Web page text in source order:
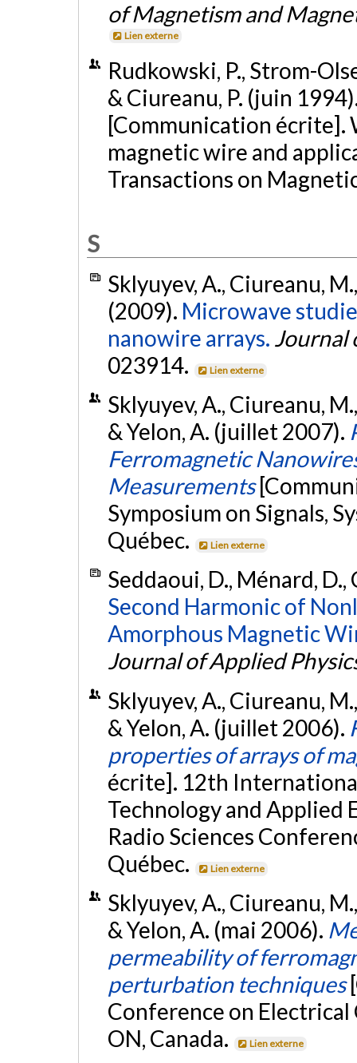
of Magnetism and
Lien externe
Rudkowski, P., Strom-
& Ciureanu, P. (juin
[Communication écrite].
magnetic wire and
Transactions on
S
Sklyuyev, A., Ciureanu,
(2009). Microwave
nanowire arrays. Journal
023914.
Lien externe
Sklyuyev, A., Ciureanu,
& Yelon, A. (juillet 2007).
Ferromagnetic
Measurements
Symposium on Signals,
Québec.
Lien externe
Seddaoui, D., Ménard, D.,
Second Harmonic of
Amorphous Magnetic
Journal of Applied
Sklyuyev, A., Ciureanu,
& Yelon, A. (juillet 2006).
properties of arrays of
écrite]. 12th
Technology and Applied
Radio Sciences
Québec.
Lien externe
Sklyuyev, A., Ciureanu,
& Yelon, A. (mai 2006).
permeability of
perturbation techniques
Conference on
ON, Canada.
Lien externe